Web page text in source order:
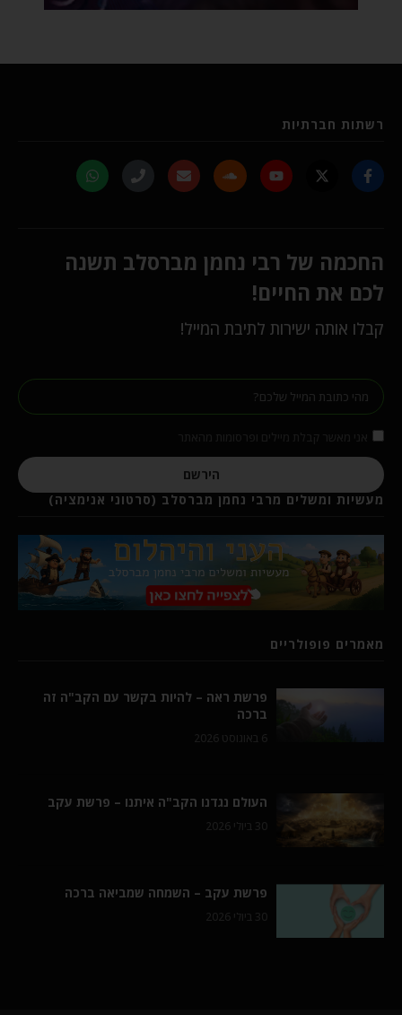
רשתות חברתיות
החכמה של רבי נחמן מברסלב תשנה
לכם את החיים!
קבלו אותה ישירות לתיבת המייל!
הירשם
מעשיות ומשלים מרבי נחמן מברסלב (סרטוני אנימציה)
מאמרים פופולריים
פרשת ראה – להיות בקשר עם הקב"ה זה
ברכה
6 באוגוסט 2026
העולם נגדנו הקב"ה איתנו – פרשת עקב
30 ביולי 2026
פרשת עקב – השמחה שמביאה ברכה
30 ביולי 2026